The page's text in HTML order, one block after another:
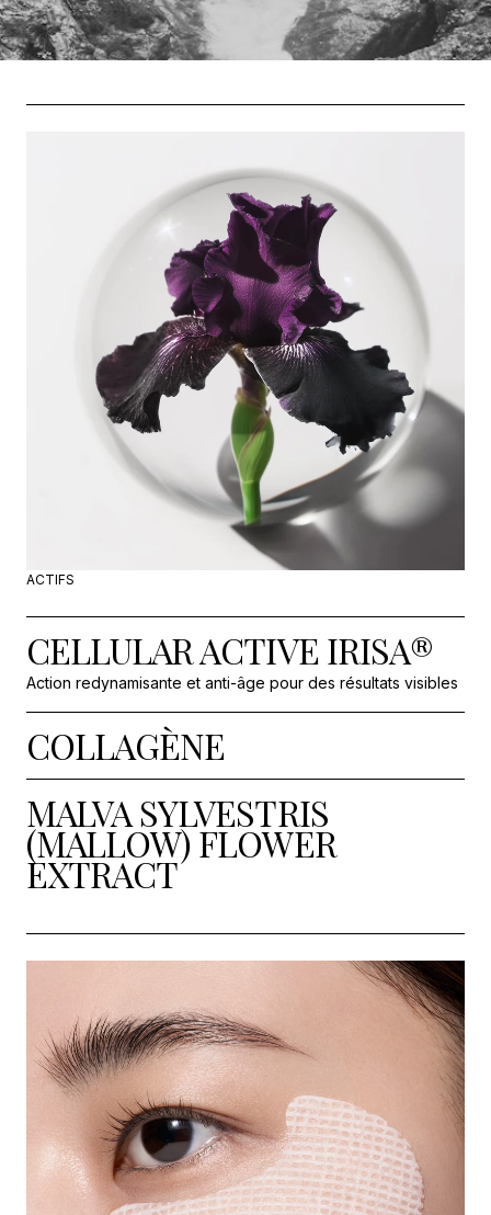
ACTIFS
CELLULAR ACTIVE IRISA®
Action redynamisante et anti-âge pour des résultats visibles
COLLAGÈNE
MALVA SYLVESTRIS
(MALLOW) FLOWER
EXTRACT